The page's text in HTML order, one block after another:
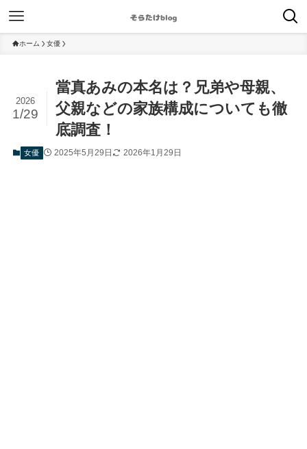
ホーム 女優
當真あみの本名は？兄弟や母親、
父親などの家族構成についても徹
底調査！
2026
1/29
女優 2025年5月29日 2026年1月29日